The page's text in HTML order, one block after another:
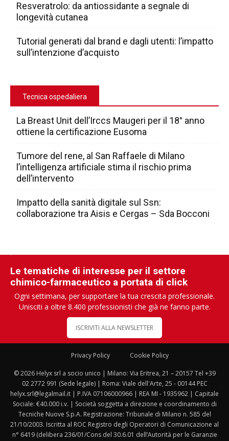
Resveratrolo: da antiossidante a segnale di
longevità cutanea
Tutorial generati dal brand e dagli utenti: l’impatto
sull’intenzione d’acquisto
Tecnica ospedaliera
La Breast Unit dell’Irccs Maugeri per il 18° anno
ottiene la certificazione Eusoma
Tumore del rene, al San Raffaele di Milano
l’intelligenza artificiale stima il rischio prima
dell’intervento
Impatto della sanità digitale sul Ssn:
collaborazione tra Aisis e Cergas – Sda Bocconi
Le tematiche di interesse per il settore
chimico-farmaceutico a portata di click
Ogni settimana, per supportare la tua crescita professionale.
Unisciti a oltre 8.400 professionisti che già ne fanno parte.
ISCRIVITI ALLA NEWSLETTER
Privacy Policy Cookie Policy
© 2026 Helyx srl a socio unico | Milano: Via Eritrea, 21 – 20157 Tel +39
02 2772 991 (Sede legale) | Roma: Viale dell'Arte, 25 - 00144 PEC
helyx.srl@legalmail.it | P.IVA 07106000966 | REA MI - 1935962 | Capitale
Sociale: €40.000 i.v. | Società soggetta a direzione e coordinamento di
Tecniche Nuove S.p.A. Registrazione: Tribunale di Milano n. 585 del
21/10/2003. Iscritta al ROC Registro degli Operatori di Comunicazione al
n° 6419 (delibera 236/01/Cons del 30.6.01 dell’Autorità per le Garanzie